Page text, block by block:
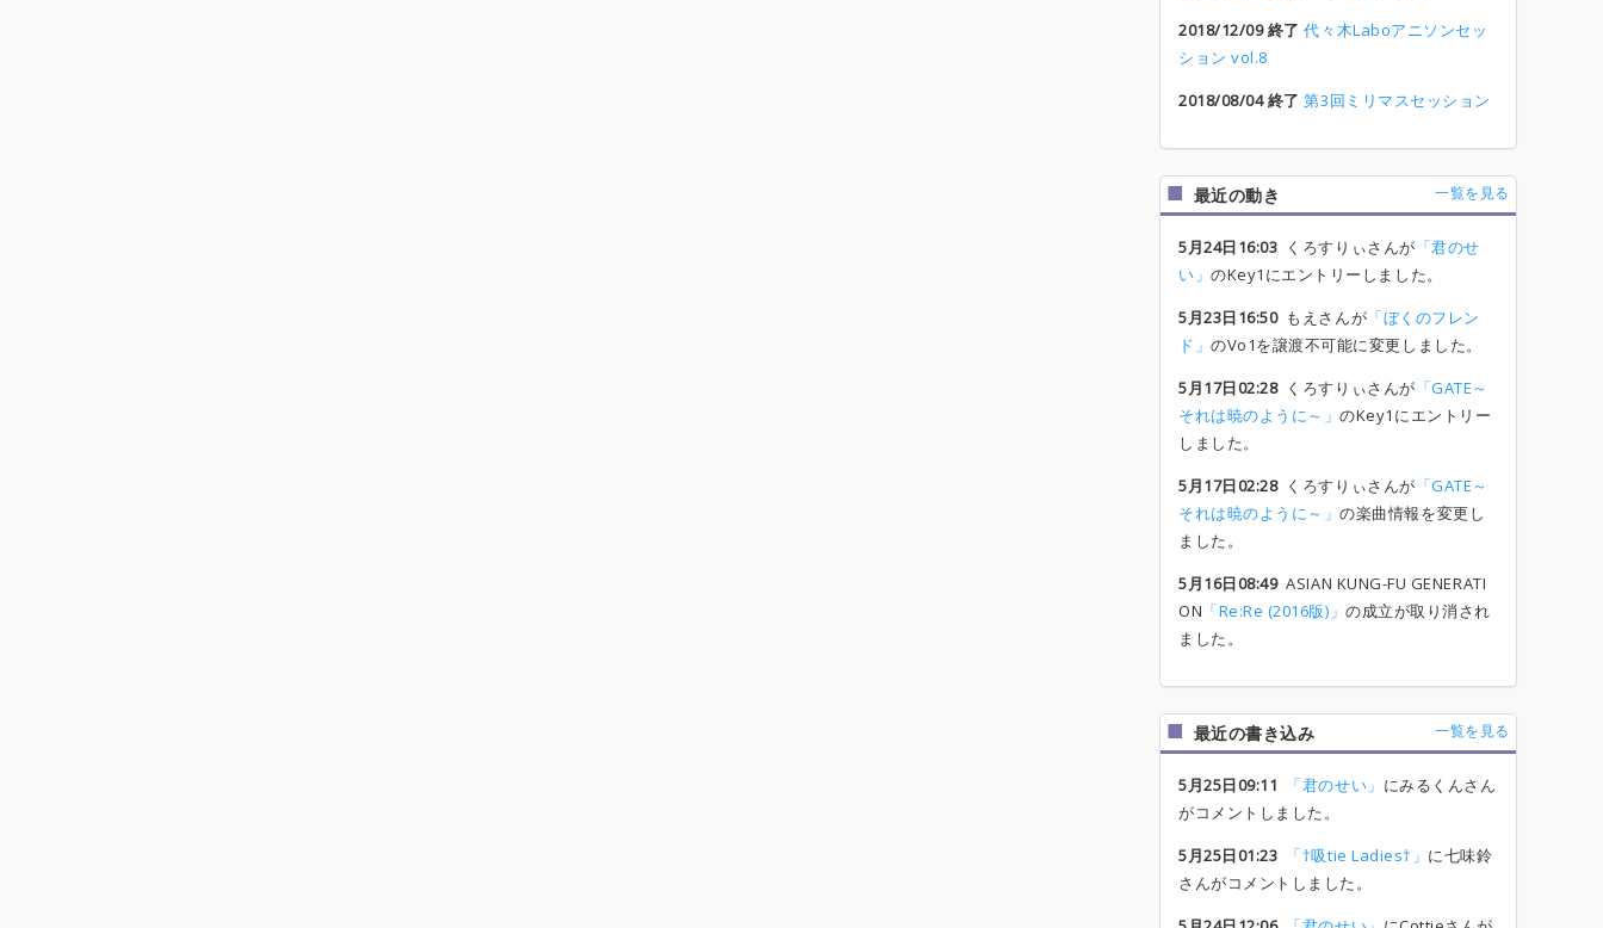
2018/12/09 終了 代々木Laboアニソンセッ
ション vol.8
2018/08/04 終了 第3回ミリマスセッション
最近の動き 一覧を見る
5月24日16:03 くろすりぃさんが 「君のせ
い」のKey1にエントリーしました。
5月23日16:50もえさんが 「ぼくのフレン
ド」のVo1を譲渡不可能に変更しました。
5月17日02:28くろすりぃさんが 「GATE～
それは暁のように～」のKey1にエントリー
しました。
5月17日02:28くろすりぃさんが 「GATE～
それは暁のように～」の楽曲情報を変更し
ました。
5月16日08:49ASIAN KUNG-FU GENERATI
ON 「Re:Re (2016版)」の成立が取り消され
ました。
最近の書き込み 一覧を見る
5月25日09:11 「君のせい」 にみるくんさん
がコメントしました。
5月25日01:23
「†吸tie Ladies†」 に七味鈴
さんがコメントしました。